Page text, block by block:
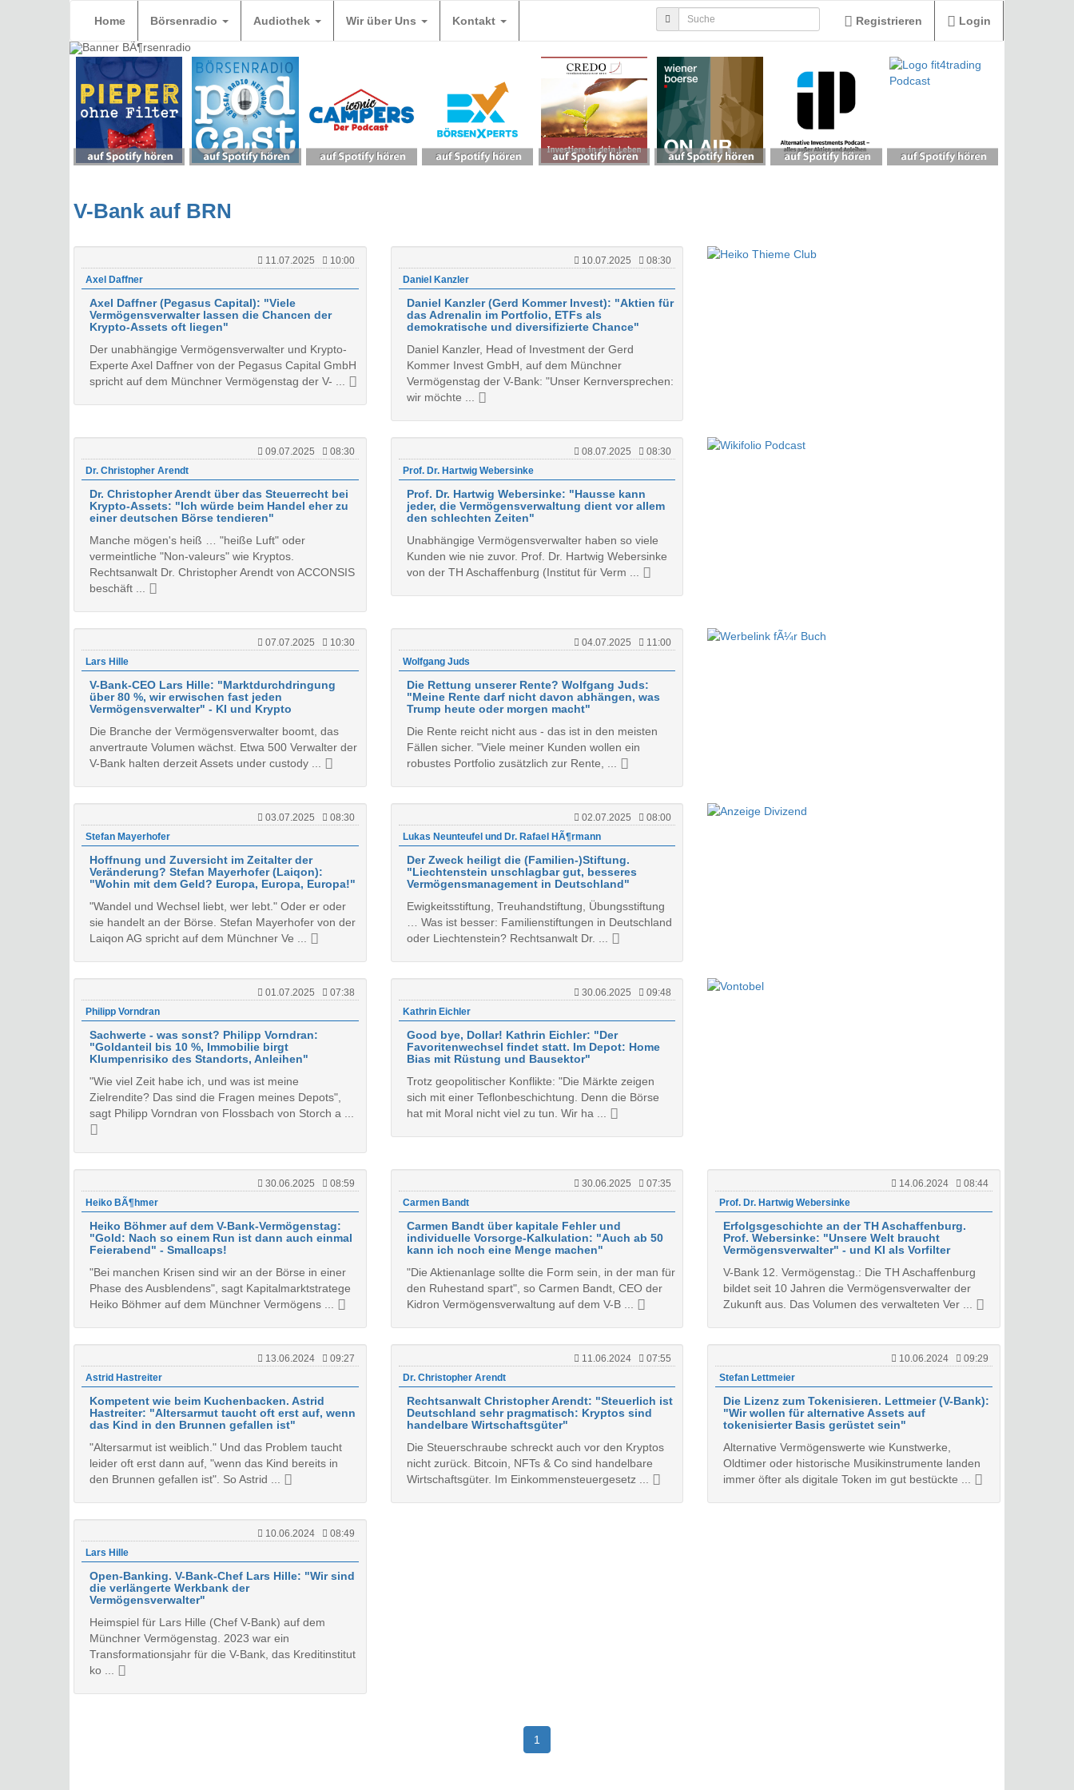
Home Börsenradio Audiothek Wir über Uns Kontakt Registrieren Login
V-Bank auf BRN
11.07.2025
10:00
Axel Daffner
Axel Daffner (Pegasus Capital): "Viele
Vermögensverwalter lassen die Chancen der
Krypto-Assets oft liegen"
Der unabhängige Vermögensverwalter und Krypto-
Experte Axel Daffner von der Pegasus Capital GmbH
spricht auf dem Münchner Vermögenstag der V- ...
10.07.2025
08:30
Daniel Kanzler
Daniel Kanzler (Gerd Kommer Invest): "Aktien für
das Adrenalin im Portfolio, ETFs als
demokratische und diversifizierte Chance"
Daniel Kanzler, Head of Investment der Gerd
Kommer Invest GmbH, auf dem Münchner
Vermögenstag der V-Bank: "Unser Kernversprechen:
wir möchte ...
09.07.2025
08:30
Dr. Christopher Arendt
Dr. Christopher Arendt über das Steuerrecht bei
Krypto-Assets: "Ich würde beim Handel eher zu
einer deutschen Börse tendieren"
Manche mögen's heiß … "heiße Luft" oder
vermeintliche "Non-valeurs" wie Kryptos.
Rechtsanwalt Dr. Christopher Arendt von ACCONSIS
beschäft ...
08.07.2025
08:30
Prof. Dr. Hartwig Webersinke
Prof. Dr. Hartwig Webersinke: "Hausse kann
jeder, die Vermögensverwaltung dient vor allem
den schlechten Zeiten"
Unabhängige Vermögensverwalter haben so viele
Kunden wie nie zuvor. Prof. Dr. Hartwig Webersinke
von der TH Aschaffenburg (Institut für Verm ...
07.07.2025
10:30
Lars Hille
V-Bank-CEO Lars Hille: "Marktdurchdringung
über 80 %, wir erwischen fast jeden
Vermögensverwalter" - KI und Krypto
Die Branche der Vermögensverwalter boomt, das
anvertraute Volumen wächst. Etwa 500 Verwalter der
V-Bank halten derzeit Assets under custody ...
04.07.2025
11:00
Wolfgang Juds
Die Rettung unserer Rente? Wolfgang Juds:
"Meine Rente darf nicht davon abhängen, was
Trump heute oder morgen macht"
Die Rente reicht nicht aus - das ist in den meisten
Fällen sicher. "Viele meiner Kunden wollen ein
robustes Portfolio zusätzlich zur Rente, ...
03.07.2025
08:30
Stefan Mayerhofer
Hoffnung und Zuversicht im Zeitalter der
Veränderung? Stefan Mayerhofer (Laiqon):
"Wohin mit dem Geld? Europa, Europa, Europa!"
"Wandel und Wechsel liebt, wer lebt." Oder er oder
sie handelt an der Börse. Stefan Mayerhofer von der
Laiqon AG spricht auf dem Münchner Ve ...
02.07.2025
08:00
Lukas Neunteufel und Dr. Rafael HÃ¶rmann
Der Zweck heiligt die (Familien-)Stiftung.
"Liechtenstein unschlagbar gut, besseres
Vermögensmanagement in Deutschland"
Ewigkeitsstiftung, Treuhandstiftung, Übungsstiftung
… Was ist besser: Familienstiftungen in Deutschland
oder Liechtenstein? Rechtsanwalt Dr. ...
01.07.2025
07:38
Philipp Vorndran
Sachwerte - was sonst? Philipp Vorndran:
"Goldanteil bis 10 %, Immobilie birgt
Klumpenrisiko des Standorts, Anleihen"
"Wie viel Zeit habe ich, und was ist meine
Zielrendite? Das sind die Fragen meines Depots",
sagt Philipp Vorndran von Flossbach von Storch a ...
30.06.2025
09:48
Kathrin Eichler
Good bye, Dollar! Kathrin Eichler: "Der
Favoritenwechsel findet statt. Im Depot: Home
Bias mit Rüstung und Bausektor"
Trotz geopolitischer Konflikte: "Die Märkte zeigen
sich mit einer Teflonbeschichtung. Denn die Börse
hat mit Moral nicht viel zu tun. Wir ha ...
30.06.2025
08:59
Heiko BÃ¶hmer
Heiko Böhmer auf dem V-Bank-Vermögenstag:
"Gold: Nach so einem Run ist dann auch einmal
Feierabend" - Smallcaps!
"Bei manchen Krisen sind wir an der Börse in einer
Phase des Ausblendens", sagt Kapitalmarktstratege
Heiko Böhmer auf dem Münchner Vermögens ...
30.06.2025
07:35
Carmen Bandt
Carmen Bandt über kapitale Fehler und
individuelle Vorsorge-Kalkulation: "Auch ab 50
kann ich noch eine Menge machen"
"Die Aktienanlage sollte die Form sein, in der man für
den Ruhestand spart", so Carmen Bandt, CEO der
Kidron Vermögensverwaltung auf dem V-B ...
14.06.2024
08:44
Prof. Dr. Hartwig Webersinke
Erfolgsgeschichte an der TH Aschaffenburg.
Prof. Webersinke: "Unsere Welt braucht
Vermögensverwalter" - und KI als Vorfilter
V-Bank 12. Vermögenstag.: Die TH Aschaffenburg
bildet seit 10 Jahren die Vermögensverwalter der
Zukunft aus. Das Volumen des verwalteten Ver ...
13.06.2024
09:27
Astrid Hastreiter
Kompetent wie beim Kuchenbacken. Astrid
Hastreiter: "Altersarmut taucht oft erst auf, wenn
das Kind in den Brunnen gefallen ist"
"Altersarmut ist weiblich." Und das Problem taucht
leider oft erst dann auf, "wenn das Kind bereits in
den Brunnen gefallen ist". So Astrid ...
11.06.2024
07:55
Dr. Christopher Arendt
Rechtsanwalt Christopher Arendt: "Steuerlich ist
Deutschland sehr pragmatisch: Kryptos sind
handelbare Wirtschaftsgüter"
Die Steuerschraube schreckt auch vor den Kryptos
nicht zurück. Bitcoin, NFTs & Co sind handelbare
Wirtschaftsgüter. Im Einkommensteuergesetz ...
10.06.2024
09:29
Stefan Lettmeier
Die Lizenz zum Tokenisieren. Lettmeier (V-Bank):
"Wir wollen für alternative Assets auf
tokenisierter Basis gerüstet sein"
Alternative Vermögenswerte wie Kunstwerke,
Oldtimer oder historische Musikinstrumente landen
immer öfter als digitale Token im gut bestückte ...
10.06.2024
08:49
Lars Hille
Open-Banking. V-Bank-Chef Lars Hille: "Wir sind
die verlängerte Werkbank der
Vermögensverwalter"
Heimspiel für Lars Hille (Chef V-Bank) auf dem
Münchner Vermögenstag. 2023 war ein
Transformationsjahr für die V-Bank, das Kreditinstitut
ko ...
1